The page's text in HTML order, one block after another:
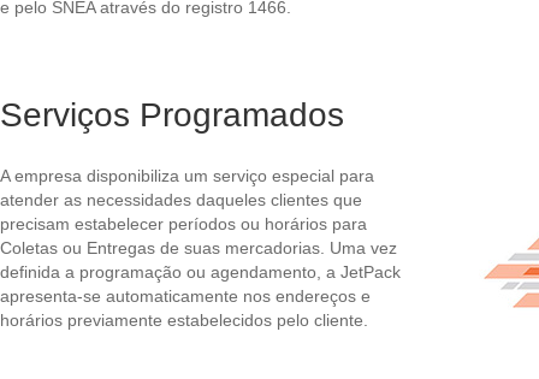
e pelo SNEA através do registro 1466.
Serviços Programados
A empresa disponibiliza um serviço especial para
atender as necessidades daqueles clientes que
precisam estabelecer períodos ou horários para
Coletas ou Entregas de suas mercadorias. Uma vez
definida a programação ou agendamento, a JetPack
apresenta-se automaticamente nos endereços e
horários previamente estabelecidos pelo cliente.